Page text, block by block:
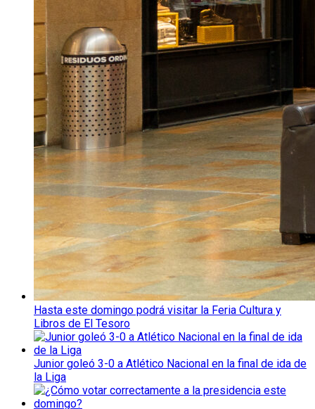
Hasta este domingo podrá visitar la Feria Cultura y
Libros de El Tesoro
Junior goleó 3-0 a Atlético Nacional en la final de ida de
la Liga